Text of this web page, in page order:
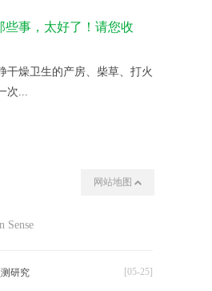
些事，太好了！请您收
干燥卫生的产房、柴草、打火
次...
网站地图
Sense
[05-25]
研究